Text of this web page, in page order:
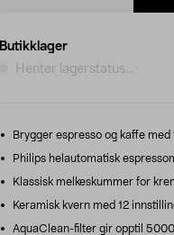
Butikklager
Henter lagerstatus...
Brygger espresso og kaffe
Philips helautomatisk
Klassisk melkeskummer for
Keramisk kvern med 12
AquaClean-filter gir opptil